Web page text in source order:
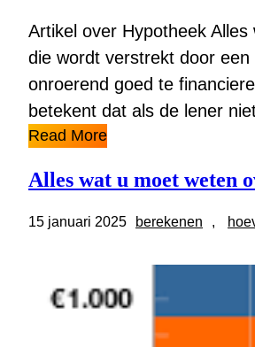
Artikel over Hypotheek
die wordt verstrekt door
onroerend goed te
betekent dat als de lener
Read More
Alles wat u moet weten
15 januari 2025 berekenen ,